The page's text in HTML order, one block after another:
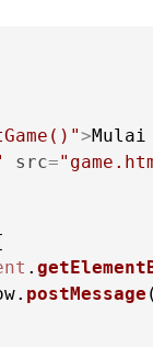
>Mulai
src=
.
. postMessage (